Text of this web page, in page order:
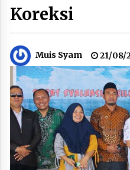
Koreksi
Muis Syam 21/08/